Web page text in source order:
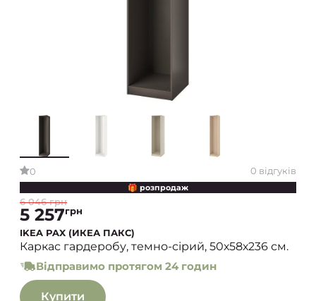
0 0 відгуків
🎁 розпродаж
6 046 грн
5 257грн
IKEA PAX (ИКЕА ПАКС)
Каркас гардеробу, темно-сірий, 50х58х236 см.
Відправимо протягом 24 годин
Купити